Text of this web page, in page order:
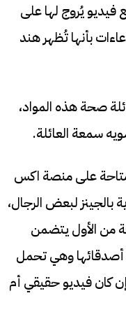
يُروج لها على
بأنها تُظهر هند
صحة هذه المواد،
سمعة العائلة.
متاحة على منصة اكس
لبعض الرجال،
من الأول يتضمن
أصدقائها وهي تحمل
كان فيديو حقيقي أم